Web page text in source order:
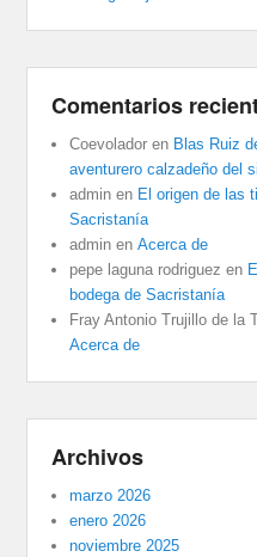
Comentarios
Coevolador en Blas Ruiz
aventurero calzadeño del
admin en El origen de las
Sacristanía
admin enAcerca de
pepe laguna rodriguez en
bodega de Sacristanía
Fray Antonio Trujillo de la
Acerca de
Archivos
marzo 2026
enero 2026
noviembre 2025